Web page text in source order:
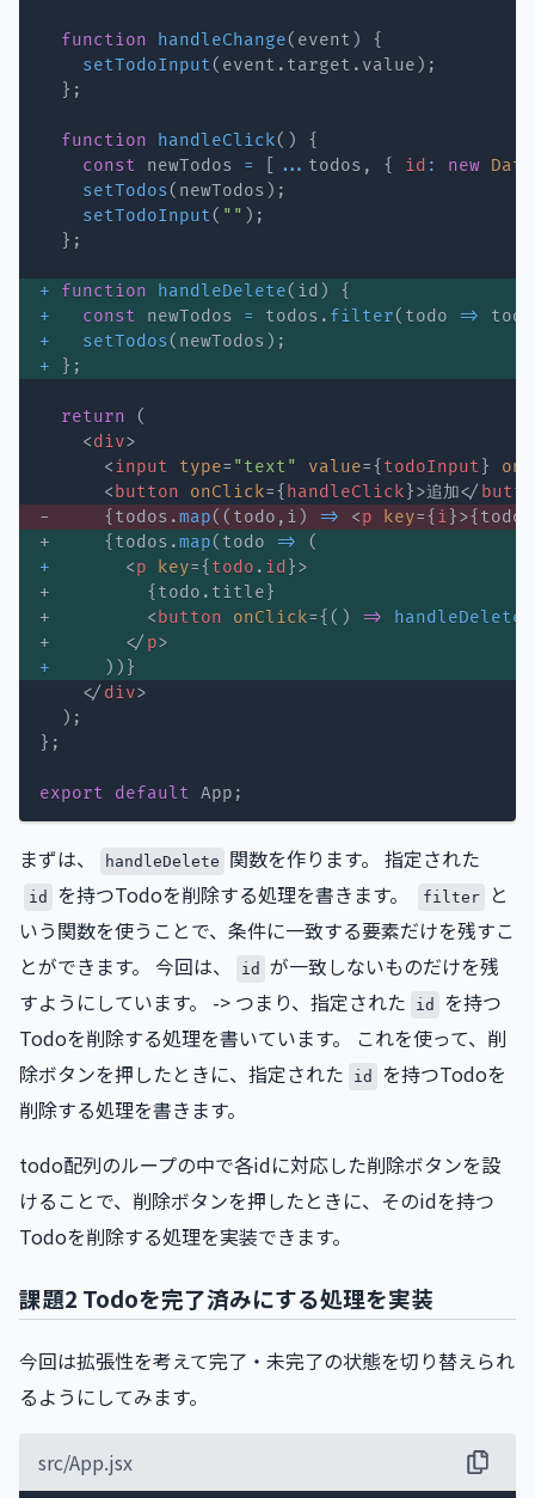
function handleChange( event )
{
setTodoInput( event . target . value ) ;
} ;
function handleClick( )
{
const newTodos = ... todos , { id : new Date
setTodos( newTodos ) ;
setTodoInput( "" ) ;
} ;
+ function handleDelete( id )
{
+
const newTodos = todos . filter( todo => todo
+
setTodos( newTodos ) ;
+
} ;
return
(
<div>
<input type= "text" value={ todoInput }
< button onClick={ handleClick }>追加</
- { todos .map( ( todo , i ) => <p key={ i }>{ todo
+ { todos .map( todo =>
(
+
<p key={ todo . id }>
+ { todo . title }
+ < button onClick={ ( ) => handleDelete
+ </ p>
+
) ) }
</ div>
) ;
} ;
export default App ;
まずは、 handleDelete 関数を作ります。 指定された
id を持つTodoを削除する処理を書きます。 filter
と
いう関数を使うことで、条件に一致する要素だけを残すこ
とができます。 今回は、
id
が一致しないものだけを残
すようにしています。 -> つまり、指定された
id
を持つ
Todoを削除する処理を書いています。 これを使って、削
除ボタンを押したときに、指定された
id
を持つTodoを
削除する処理を書きます。
todo配列のループの中で各idに対応した削除ボタンを設
けることで、削除ボタンを押したときに、そのidを持つ
Todoを削除する処理を実装できます。
課題2 Todoを完了済みにする処理を実装
今回は拡張性を考えて完了・未完了の状態を切り替えられ
るようにしてみます。
src/App.jsx